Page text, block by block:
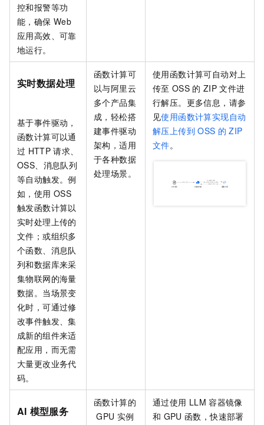
控和报警等功
能，确保 Web
应用高效、可靠
地运行。
实时数据处理
基于事件驱动，
函数计算可以通
过 HTTP 请求、
OSS、消息队列
等自动触发。例
如，使用 OSS
触发函数计算以
实时处理上传的
文件；或组织多
个函数、消息队
列和数据库来采
集物联网的海量
数据。当场景变
化时，可通过修
改事件触发、集
成新的组件来适
配应用，而无需
大量更改业务代
码。
函数计算可
以与阿里云
多个产品集
成，轻松搭
建事件驱动
架构，适用
于各种数据
处理场景。
使用函数计算可自动对上
传至 OSS 的 ZIP 文件进
行解压。更多信息，请参
见使用函数计算实现自动
解压上传到 OSS 的 ZIP
文件。
AI 模型服务
函数计算的
GPU 实例
通过使用 LLM 容器镜像
和 GPU 函数，快速部署